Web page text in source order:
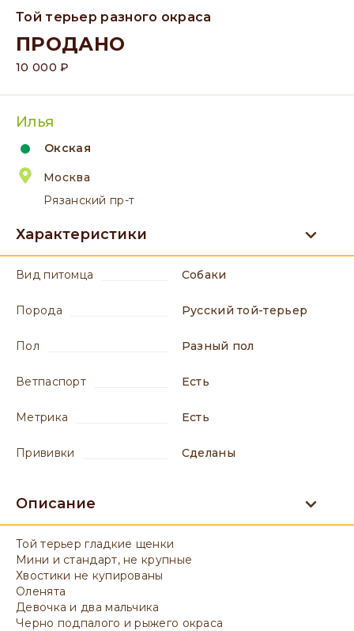
Той терьер разного окраса
ПРОДАНО
10 000 ₽
Илья
Окская
Москва
Рязанский пр-т
Характеристики
вид питомца Собаки
порода Русский той-терьер
пол разный пол
ветпаспорт есть
метрика есть
прививки сделаны
Описание
Той терьер гладкие щенки
Мини и стандарт, не крупные
Хвостики не купированы
Оленята
Девочка и два мальчика
Черно подпалого и рыжего окраса